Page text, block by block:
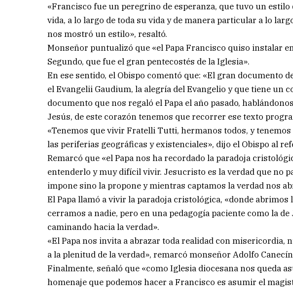
«Francisco fue un peregrino de esperanza, que tuvo un
vida, a lo largo de toda su vida y de manera particular a lo
nos mostró un estilo», resaltó.
Monseñor puntualizó que «el Papa Francisco quiso instalar
Segundo, que fue el gran pentecostés de la Iglesia».
En ese sentido, el Obispo comentó que: «El gran documento
el Evangelii Gaudium, la alegría del Evangelio y que tiene un
documento que nos regaló el Papa el año pasado,
Jesús, de este corazón tenemos que recorrer ese texto
«Tenemos que vivir Fratelli Tutti, hermanos todos, y
las periferias geográficas y existenciales», dijo el Obispo al
Remarcó que «el Papa nos ha recordado la paradoja
entenderlo y muy difícil vivir. Jesucristo es la verdad que no
impone sino la propone y mientras captamos la verdad nos
El Papa llamó a vivir la paradoja cristológica, «donde abrimos
cerramos a nadie, pero en una pedagogía paciente como la
caminando hacia la verdad».
«El Papa nos invita a abrazar toda realidad con misericordia,
a la plenitud de la verdad», remarcó monseñor Adolfo
Finalmente, señaló que «como Iglesia diocesana nos queda
homenaje que podemos hacer a Francisco es asumir el